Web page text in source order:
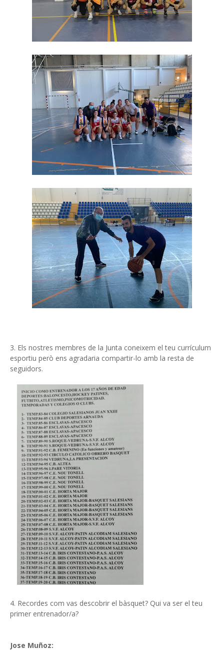
3. Els nostres membres de la Junta coneixem el teu currículum
esportiu però ens agradaria compartir-lo amb la resta de
seguidors.
4. Recordes com vas descobrir el bàsquet? Qui va ser el teu
primer entrenador/a?
Jose Muñoz: